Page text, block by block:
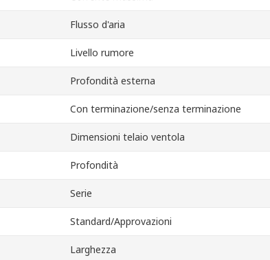
Flusso d'aria
Livello rumore
Profondità esterna
Con terminazione/senza terminazione
Dimensioni telaio ventola
Profondità
Serie
Standard/Approvazioni
Larghezza